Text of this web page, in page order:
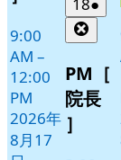
9:00
AM –
12:00
PM
2026年
8月17
18
年
8
月
18
日
●
件
イ
ベ
ン
PM［
院長
］